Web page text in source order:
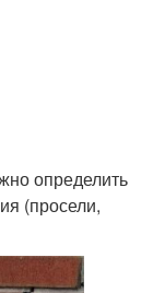
определить
(просели,